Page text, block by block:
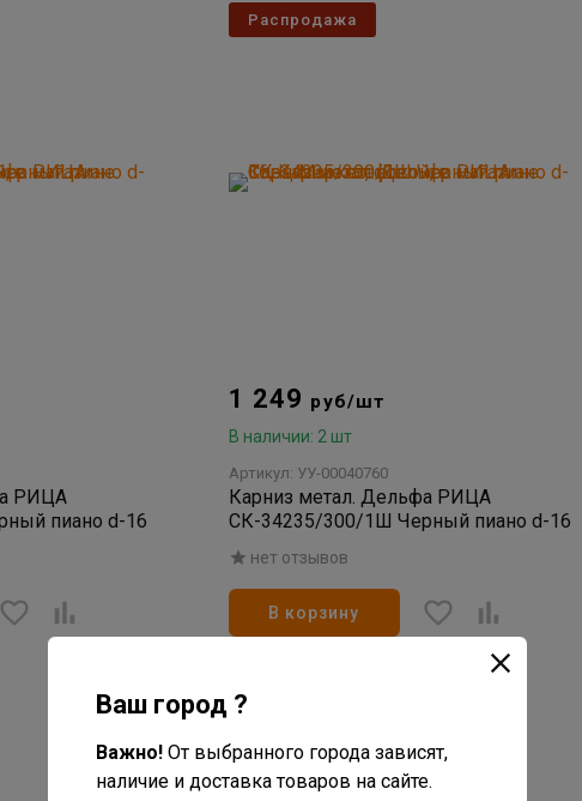
РИЦА
пиано d-16
1 249 руб/шт
В наличии: 2 шт
Артикул: УУ-00040760
Карниз метал. Дельфа РИЦА
СК-34235/300/1Ш Черный пиано d-16
нет отзывов
В корзину
Распродажа
Ваш город ?
Важно! От выбранного города зависят,
наличие и доставка товаров на сайте.